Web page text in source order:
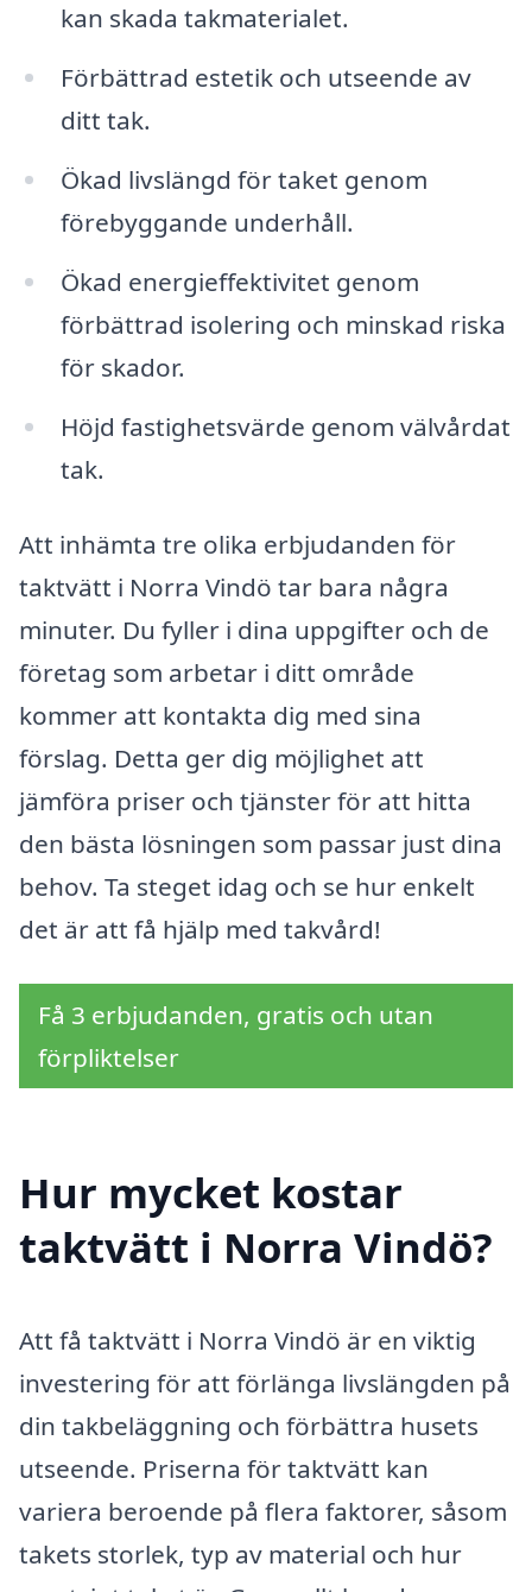
kan skada takmaterialet.
Förbättrad estetik och utseende av
ditt tak.
Ökad livslängd för taket genom
förebyggande underhåll.
Ökad energieffektivitet genom
förbättrad isolering och minskad riska
för skador.
Höjd fastighetsvärde genom välvårdat
tak.
Att inhämta tre olika erbjudanden för
taktvätt i Norra Vindö tar bara några
minuter. Du fyller i dina uppgifter och de
företag som arbetar i ditt område
kommer att kontakta dig med sina
förslag. Detta ger dig möjlighet att
jämföra priser och tjänster för att hitta
den bästa lösningen som passar just dina
behov. Ta steget idag och se hur enkelt
det är att få hjälp med takvård!
Få 3 erbjudanden, gratis och utan
förpliktelser
Hur mycket kostar
taktvätt i Norra Vindö?
Att få taktvätt i Norra Vindö är en viktig
investering för att förlänga livslängden på
din takbeläggning och förbättra husets
utseende. Priserna för taktvätt kan
variera beroende på flera faktorer, såsom
takets storlek, typ av material och hur